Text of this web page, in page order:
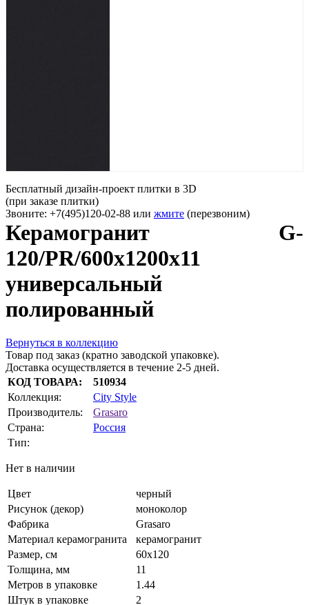
Бесплатный дизайн-проект плитки в 3D
(при заказе плитки)
Звоните: +7(495)120-02-88 или жмите (перезвоним)
Керамогранит G-
120/PR/600x1200x11
универсальный
полированный
Вернуться в коллекцию
Товар под заказ (кратно заводской упаковке).
Доставка осуществляется в течение 2-5 дней.
КОД ТОВАРА:
510934
Коллекция:
City Style
Производитель:
Grasaro
Страна:
Россия
Тип:
Нет в наличии
Цвет
черный
Рисунок (декор)
моноколор
Фабрика
Grasaro
Материал керамогранита
керамогранит
Размер, см
60х120
Толщина, мм
11
Метров в упаковке
1.44
Штук в упаковке
2